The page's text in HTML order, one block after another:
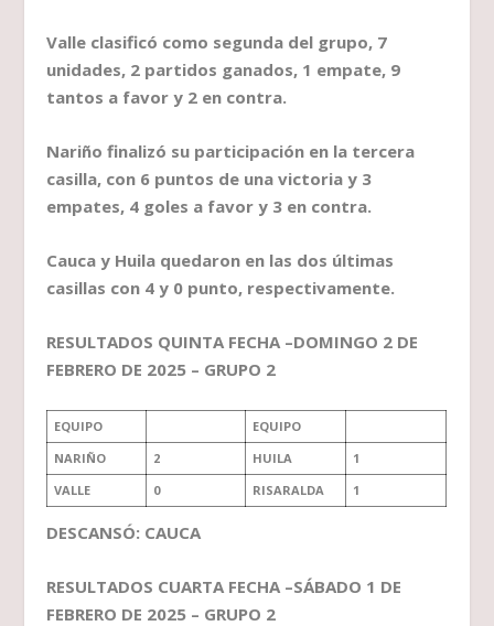
Valle clasificó como segunda del grupo, 7
unidades, 2 partidos ganados, 1 empate, 9
tantos a favor y 2 en contra.
Nariño finalizó su participación en la tercera
casilla, con 6 puntos de una victoria y 3
empates, 4 goles a favor y 3 en contra.
Cauca y Huila quedaron en las dos últimas
casillas con 4 y 0 punto, respectivamente.
RESULTADOS QUINTA FECHA –DOMINGO 2 DE
FEBRERO DE 2025 – GRUPO 2
EQUIPO
EQUIPO
NARIÑO
2 HUILA
1
VALLE
0 RISARALDA 1
DESCANSÓ: CAUCA
RESULTADOS CUARTA FECHA –SÁBADO 1 DE
FEBRERO DE 2025 – GRUPO 2